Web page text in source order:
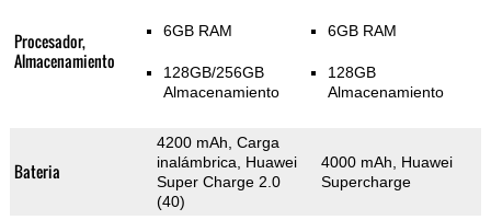
Procesador,
Almacenamiento
6GB RAM
128GB/256GB
Almacenamiento
6GB RAM
128GB
Almacenamiento
Bateria
4200 mAh, Carga
inalámbrica, Huawei
Super Charge 2.0
(40)
4000 mAh, Huawei
Supercharge